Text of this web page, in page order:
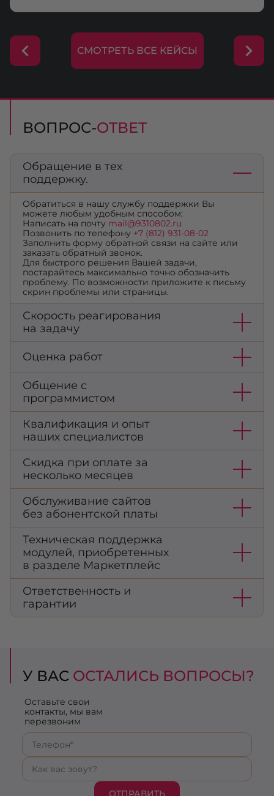
СМОТРЕТЬ ВСЕ КЕЙСЫ
ВОПРОС-ОТВЕТ
Обращение в тех
поддержку.
Обратиться в нашу службу поддержки Вы
можете любым удобным способом:
Написать на почту mail@9310802.ru
Позвонить по телефону +7 (812) 931-08-02
Заполнить форму обратной связи на сайте или
заказать обратный звонок.
Для быстрого решения Вашей задачи,
постарайтесь максимально точно обозначить
проблему. По возможности приложите к письму
скрин проблемы или страницы.
Скорость реагирования
на задачу
Оценка работ
Общение с
программистом
Квалификация и опыт
наших специалистов
Скидка при оплате за
несколько месяцев
Обслуживание сайтов
без абонентской платы
Техническая поддержка
модулей, приобретенных
в разделе Маркетплейс
Ответственность и
гарантии
У ВАС ОСТАЛИСЬ ВОПРОСЫ?
Оставьте свои
контакты, мы вам
перезвоним
ОТПРАВИТЬ